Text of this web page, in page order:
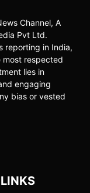
Channel, A
Pvt Ltd.
reporting in India,
most respected
lies in
engaging
bias or vested